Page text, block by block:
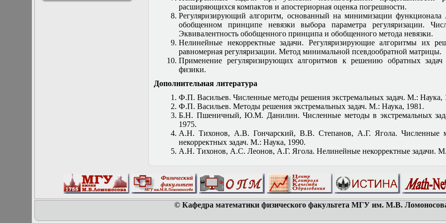
функциональный
анализ)
Линейный и
расширяющихся компактов и апостериорная оценка погрешности.
Регуляризирующий алгоритм, основанный на минимизации
обобщенном принципе невязки выбора параметра регуляризации.
Эквивалентность обобщенного принципа и обобщенного метода невязки.
Нелинейные некорректные задачи. Регуляризирующие алгоритмы их
равномерная регуляризации. Метод минимальной псевдообратной матрицы.
Применение регуляризирующих алгоритмов к решению обратных задач
физики.
Дополнительная литература
Ф.П. Васильев. Численные методы решения экстремальных задач. М.: Наука,
Ф.П. Васильев. Методы решения экстремальных задач. М.: Наука, 1981.
Б.Н. Пшеничный, Ю.М. Данилин. Численные методы в экстремальных
1975.
А.Н. Тихонов, А.В. Гончарский, В.В. Степанов, А.Г. Ягола. Численные
некорректных задач. М.: Наука, 1990.
А.Н. Тихонов, А.С. Леонов, А.Г. Ягола. Нелинейные некорректные задачи.
© Кафедра математики физического факультета МГУ им. М.В. Ломоносова